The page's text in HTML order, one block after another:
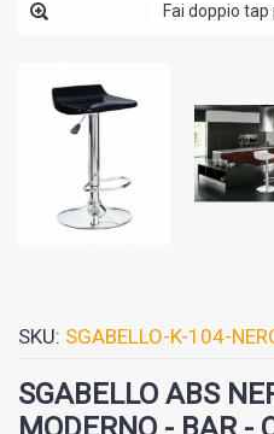
Fai doppio
SKU: SGABELLO-K-104-
SGABELLO ABS